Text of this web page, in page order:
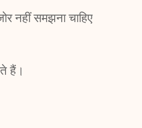
नहीं समझना चाहिए
हैं।